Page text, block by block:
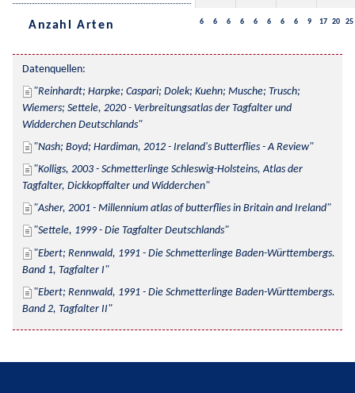
Anzahl Arten 6 6 6 6 6 6 6 6 9 17 20 25
Datenquellen:
Reinhardt; Harpke; Caspari; Dolek; Kuehn; Musche; Trusch;
Wiemers; Settele, 2020 - Verbreitungsatlas der Tagfalter und
Widderchen Deutschlands
Nash; Boyd; Hardiman, 2012 - Ireland's Butterflies - A Review
Kolligs, 2003 - Schmetterlinge Schleswig-Holsteins, Atlas der
Tagfalter, Dickkopffalter und Widderchen
Asher, 2001 - Millennium atlas of butterflies in Britain and Ireland
Settele, 1999 - Die Tagfalter Deutschlands
Ebert; Rennwald, 1991 - Die Schmetterlinge Baden-Württembergs.
Band 1, Tagfalter I
Ebert; Rennwald, 1991 - Die Schmetterlinge Baden-Württembergs.
Band 2, Tagfalter II